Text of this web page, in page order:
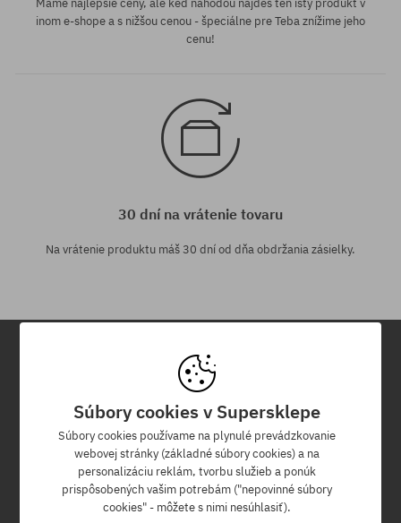
Máme najlepšie ceny, ale keď náhodou nájdeš ten istý produkt v
inom e-shope a s nižšou cenou - špeciálne pre Teba znížime jeho
cenu!
30 dní na vrátenie tovaru
Na vrátenie produktu máš 30 dní od dňa obdržania zásielky.
Newsletter
Prihláste sa na odber nášho newsletteru a ako prvý sa dozviete o
nových produktoch a propagačných akciách!
Navyše získaš zľavový kód -5 % na celú objednávku!
Tvoja e-mailová adresa
Súbory cookies v Supersklepe
Súbory cookies používame na plynulé prevádzkovanie
webovej stránky (základné súbory cookies) a na
personalizáciu reklám, tvorbu služieb a ponúk
prispôsobených vašim potrebám ("nepovinné súbory
cookies" - môžete s nimi nesúhlasiť).